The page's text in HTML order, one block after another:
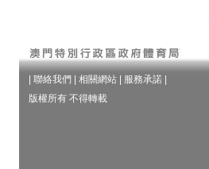
聯絡我們 相關網站 服務承諾
版權所有 不得轉載